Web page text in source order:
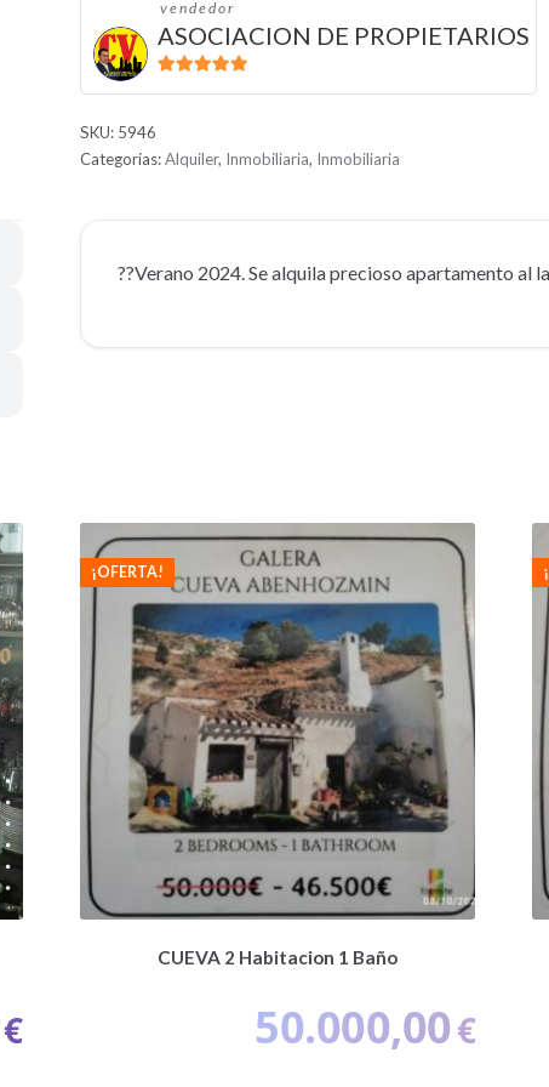
vendedor
ASOCIACION DE PROPIETARIOS
SKU: 5946
Categorías:Alquiler, Inmobiliaria, Inmobiliaria
??Verano 2024. Se alquila precioso apartamento al
€
CUEVA 2 Habitacion 1 Baño
¡OFERTA!
50.000,00€